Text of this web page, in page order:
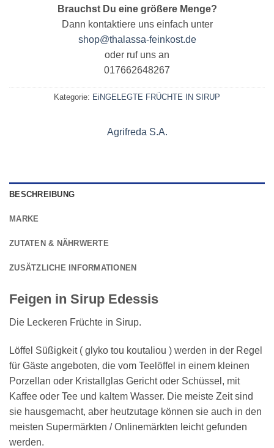
Brauchst Du eine größere Menge?
Dann kontaktiere uns einfach unter
shop@thalassa-feinkost.de
oder ruf uns an
017662648267
Kategorie: EiNGELEGTE FRÜCHTE IN SIRUP
Agrifreda S.A.
BESCHREIBUNG
MARKE
ZUTATEN & NÄHRWERTE
ZUSÄTZLICHE INFORMATIONEN
Feigen in Sirup Edessis
Die Leckeren Früchte in Sirup.
Löffel Süßigkeit ( glyko tou koutaliou ) werden in der Regel
für Gäste angeboten, die vom Teelöffel in einem kleinen
Porzellan oder Kristallglas Gericht oder Schüssel, mit
Kaffee oder Tee und kaltem Wasser. Die meiste Zeit sind
sie hausgemacht, aber heutzutage können sie auch in den
meisten Supermärkten / Onlinemärkten leicht gefunden
werden.